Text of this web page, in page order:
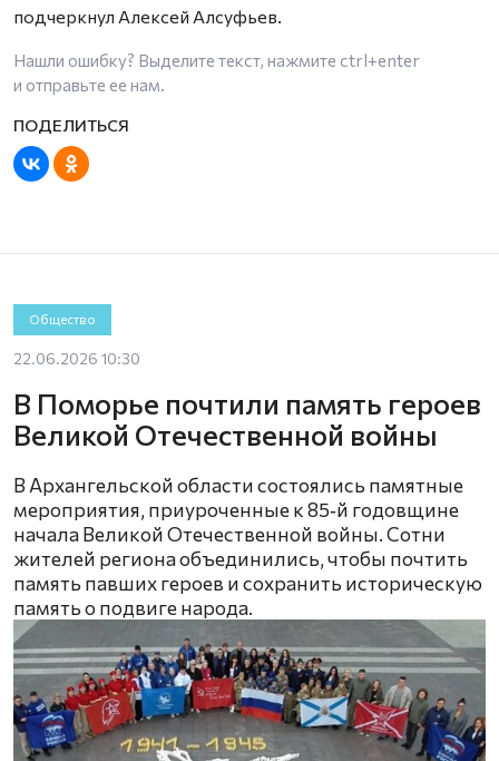
подчеркнул Алексей Алсуфьев.
Нашли ошибку? Выделите текст, нажмите ctrl+enter
и отправьте ее нам.
Общество
22.06.2026 10:30
В Поморье почтили память героев
Великой Отечественной войны
В Архангельской области состоялись памятные
мероприятия, приуроченные к 85‑й годовщине
начала Великой Отечественной войны. Сотни
жителей региона объединились, чтобы почтить
память павших героев и сохранить историческую
память о подвиге народа.